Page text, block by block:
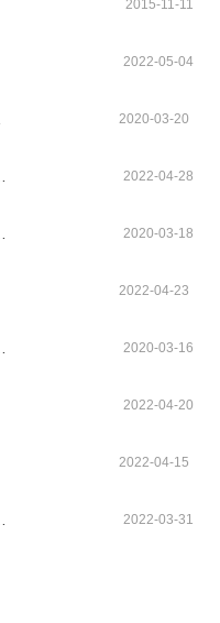
2015-11-11
2022-05-04
2020-03-20
2022-04-28
2020-03-18
2022-04-23
2020-03-16
2022-04-20
2022-04-15
2022-03-31